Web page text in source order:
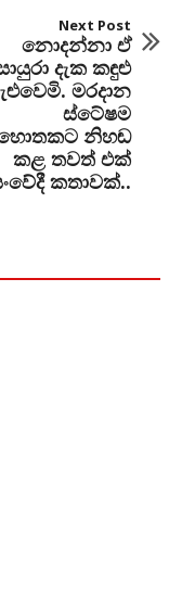
Next Post
නොදන්නා ඒ
දැක කඳුළු
මරදාන
ස්ටේෂම
නිහඬ
කළ තවත් එක්
කතාවක්..